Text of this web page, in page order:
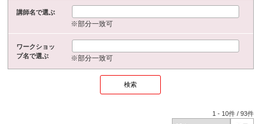
講師名で選ぶ
※部分一致可
ワークショッ
プ名で選ぶ
※部分一致可
1 - 10件 /93件